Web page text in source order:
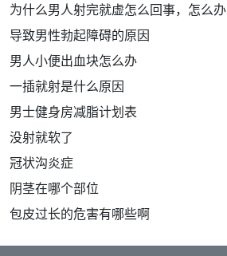
为什么男人射完就虚怎么回事，怎么办
导致男性勃起障碍的原因
男人小便出血块怎么办
一插就射是什么原因
男士健身房减脂计划表
没射就软了
冠状沟炎症
阴茎在哪个部位
包皮过长的危害有哪些啊